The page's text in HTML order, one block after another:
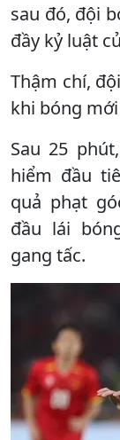
sau đó, đội
đầy kỷ luật
Thậm chí,
khi bóng
Sau 25
hiểm đầu
quả phạt
đầu lái
gang tấc.